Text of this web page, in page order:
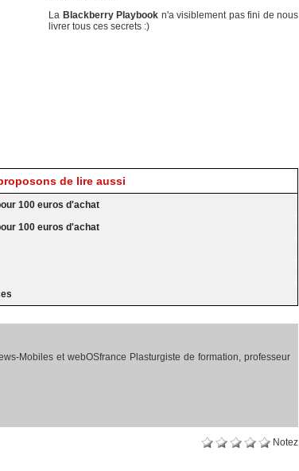
La Blackberry Playbook n'a visiblement pas fini de nous
livrer tous ces secrets :)
de lire aussi
100 euros d'achat
100 euros d'achat
Mobiles et webOSfrance Plasturgiste de formation, professeur
Notez